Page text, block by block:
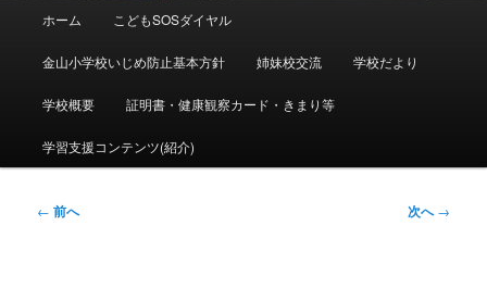
ホーム こどもSOSダイヤル
金山小学校いじめ防止基本方針 姉妹校交流 学校だより
学校概要 証明書・健康観察カード・きまり等
学習支援コンテンツ(紹介)
投
← 前へ 次へ→